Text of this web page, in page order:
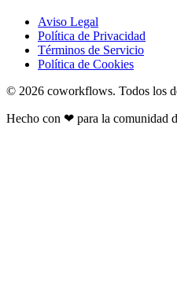
Aviso Legal
Política de Privacidad
Términos de Servicio
Política de Cookies
© 2026 coworkflows. Todos los
Hecho con ❤ para la comunidad